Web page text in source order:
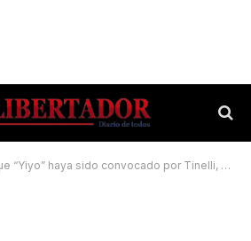
sido convocado por Tinelli, aunque sí se presentará al casting